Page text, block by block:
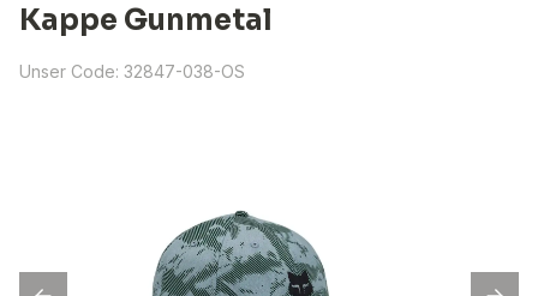
Kappe Gunmetal
Unser Code: 32847-038-OS